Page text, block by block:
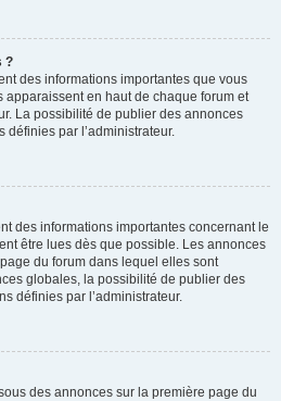
?
des informations importantes que vous
en haut de chaque forum et
La possibilité de publier des annonces
par l’administrateur.
des informations importantes concernant le
être lues dès que possible. Les annonces
du forum dans lequel elles sont
globales, la possibilité de publier des
définies par l’administrateur.
des annonces sur la première page du